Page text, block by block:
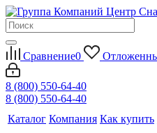
Сравнение0
8 (800) 550-64-40
8 (800) 550-64-40
Каталог Компания Как купить